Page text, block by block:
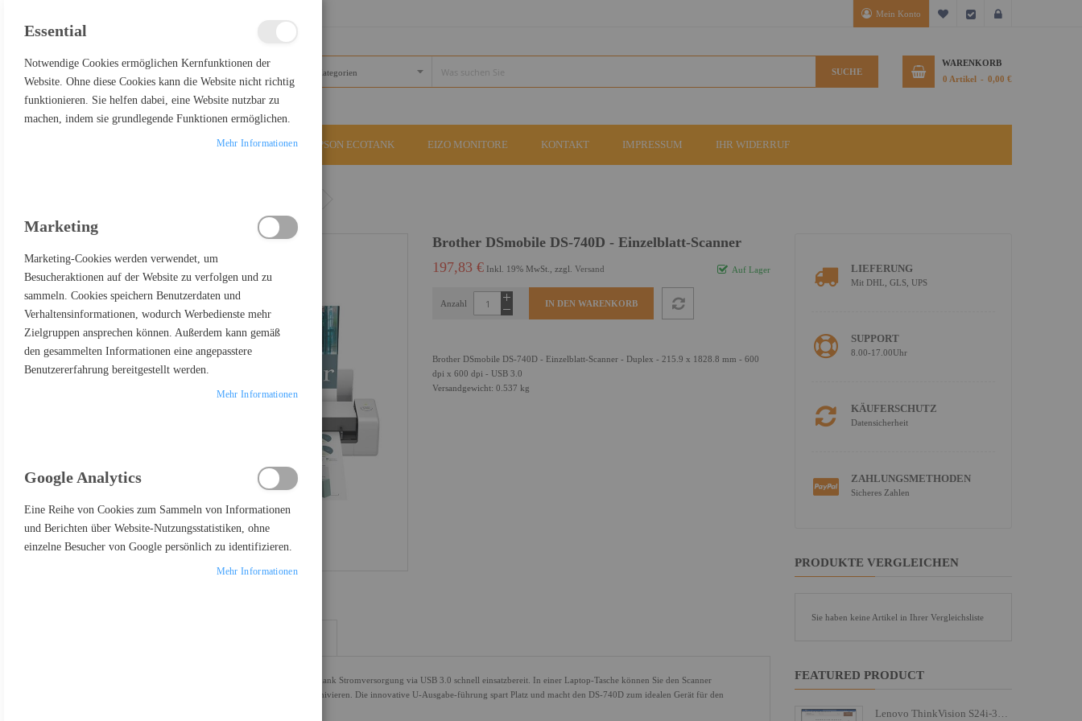
Mein Konto Mein Wunschzettel
Kasse
SUCHE
WARENKORB
0 Artikel 0,00 €
EPSON ECOTANK EIZO MONITORE KONTAKT IMPRESSUM IHR WIDERRUF
Brother DSmobile DS-740D - Einzelblatt-Scanner
Auf Lager
197,83 € Inkl. 19% MwSt., zzgl. Versand
Anzahl IN DEN WARENKORB
Brother DSmobile DS-740D - Einzelblatt-Scanner - Duplex - 215.9 x 1828.8 mm - 600
dpi x 600 dpi - USB 3.0
Versandgewicht: 0.537 kg
Der DS-740D verfügt über eine Duplex-Scanfunktion und ist dank Stromversorgung via USB 3.0 schnell einsatzbereit. In einer Laptop-Tasche können Sie den Scanner
problemlos transportieren und Dokumente auch unterwegs archivieren. Die innovative U-Ausgabe-führung spart Platz und macht den DS-740D zum idealen Gerät für den
LIEFERUNG
Mit DHL, GLS, UPS
SUPPORT
8.00-17.00Uhr
KÄUFERSCHUTZ
Datensicherheit
ZAHLUNGSMETHODEN
Sicheres Zahlen
PRODUKTE VERGLEICHEN
Sie haben keine Artikel in Ihrer Vergleichsliste
FEATURED PRODUCT
Lenovo ThinkVision S24i-30 - LED-Monitor - 61 cm (24")
Essential
Notwendige Cookies ermöglichen Kernfunktionen der
Website. Ohne diese Cookies kann die Website nicht richtig
funktionieren. Sie helfen dabei, eine Website nutzbar zu
machen, indem sie grundlegende Funktionen ermöglichen.
Mehr Informationen
Marketing
Marketing-Cookies werden verwendet, um
Besucheraktionen auf der Website zu verfolgen und zu
sammeln. Cookies speichern Benutzerdaten und
Verhaltensinformationen, wodurch Werbedienste mehr
Zielgruppen ansprechen können. Außerdem kann gemäß
den gesammelten Informationen eine angepasstere
Benutzererfahrung bereitgestellt werden.
Mehr Informationen
Google Analytics
Eine Reihe von Cookies zum Sammeln von Informationen
und Berichten über Website-Nutzungsstatistiken, ohne
einzelne Besucher von Google persönlich zu identifizieren.
Mehr Informationen